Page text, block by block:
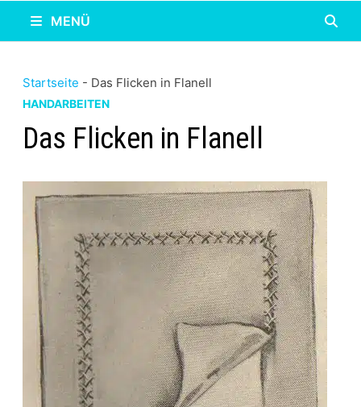
MENÜ
Startseite - Das Flicken in Flanell
HANDARBEITEN
Das Flicken in Flanell